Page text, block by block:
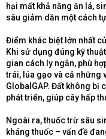
hại mất khả năng ăn lá,
sâu giảm dần một cách
Điểm khác biệt lớn nhất
Khi sử dụng đúng kỹ
gian cách ly ngắn, phù
trái, lúa gạo và cả những
GlobalGAP. Đất không bị
phát triển, giúp cây hấp
Ngoài ra, thuốc trừ sâu
kháng thuốc – vấn đề